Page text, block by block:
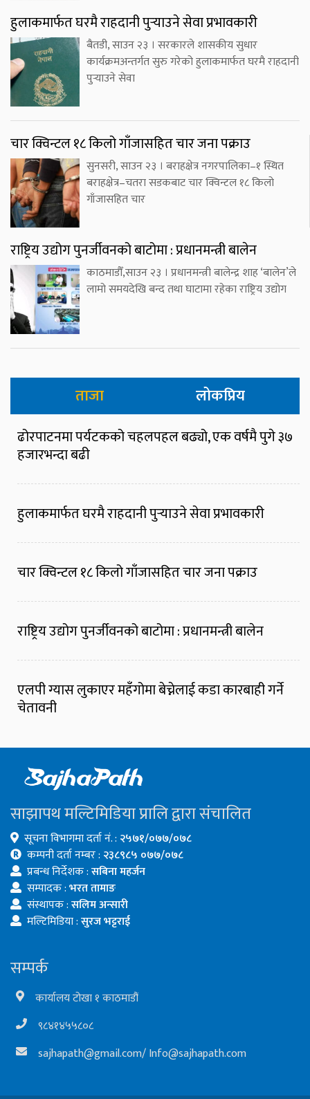
हुलाकमार्फत घरमै राहदानी पुर्‍याउने सेवा प्रभावकारी
बैतडी, साउन २३ । सरकारले शासकीय सुधार
कार्यक्रमअन्तर्गत सुरु गरेको हुलाकमार्फत घरमै राहदानी
पुर्‍याउने सेवा
चार क्विन्टल १८ किलो गाँजासहित चार जना पक्राउ
सुनसरी, साउन २३ । बराहक्षेत्र नगरपालिका–१ स्थित
बराहक्षेत्र–चतरा सडकबाट चार क्विन्टल १८ किलो
गाँजासहित चार
राष्ट्रिय उद्योग पुनर्जीवनको बाटोमा : प्रधानमन्त्री बालेन
काठमाडौँ,साउन २३ । प्रधानमन्त्री बालेन्द्र शाह ‘बालेन’ले
लामो समयदेखि बन्द तथा घाटामा रहेका राष्ट्रिय उद्योग
ताजा लोकप्रिय
ढोरपाटनमा पर्यटकको चहलपहल बढ्यो, एक वर्षमै पुगे ३७
हजारभन्दा बढी
हुलाकमार्फत घरमै राहदानी पुर्‍याउने सेवा प्रभावकारी
चार क्विन्टल १८ किलो गाँजासहित चार जना पक्राउ
राष्ट्रिय उद्योग पुनर्जीवनको बाटोमा : प्रधानमन्त्री बालेन
एलपी ग्यास लुकाएर महँगोमा बेच्नेलाई कडा कारबाही गर्ने
चेतावनी
साझापथ मल्टिमिडिया प्रालि द्वारा संचालित
सूचना विभागमा दर्ता नं. : २५७१/०७७/०७८
कम्पनी दर्ता नम्बर : २३८९८५ ०७७/०७८
प्रबन्ध निर्देशक :सबिना महर्जन
सम्पादक :भरत तामाङ
संस्थापक :सलिम अन्सारी
मल्टिमिडिया :सुरज भट्टराई
सम्पर्क
कार्यालय टोखा १ काठमाडौं
९८४१४५५८०८
sajhapath@gmail.com/Info@sajhapath.com